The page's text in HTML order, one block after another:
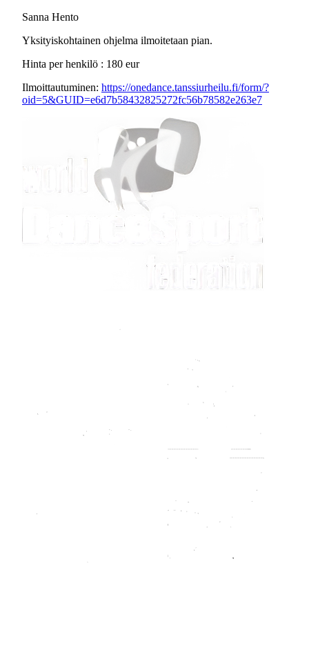
Sanna Hento
Yksityiskohtainen ohjelma ilmoitetaan pian.
Hinta per henkilö : 180 eur
Ilmoittautuminen: https://onedance.tanssiurheilu.fi/form/?
oid=5&GUID=e6d7b58432825272fc56b78582e263e7